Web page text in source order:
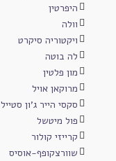
היפרטין
וולה
ויקטוריה סיקרט
לה בוטה
מון פלטין
מרוקאן אויל
סקסי הייר ג'ון סטייל
פול מיטשל
קרייזי קולור
שוורצקופף-אוסיס